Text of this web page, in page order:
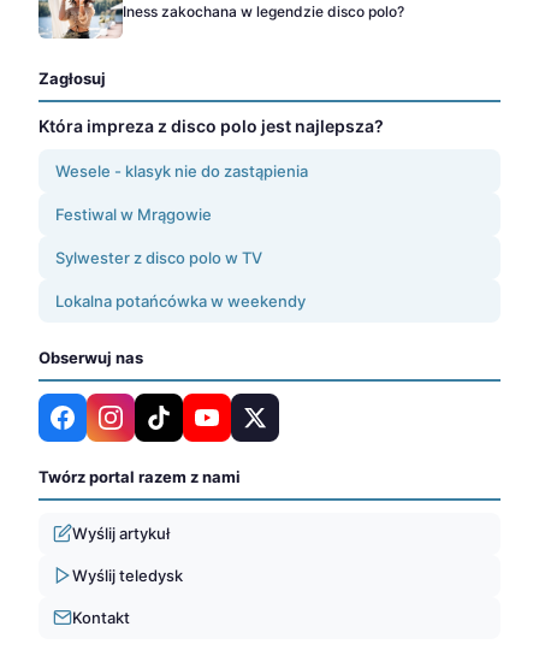
Iness zakochana w legendzie disco polo?
Zagłosuj
Która impreza z disco polo jest najlepsza?
Wesele - klasyk nie do zastąpienia
Festiwal w Mrągowie
Sylwester z disco polo w TV
Lokalna potańcówka w weekendy
Obserwuj nas
Twórz portal razem z nami
Wyślij artykuł
Wyślij teledysk
Kontakt